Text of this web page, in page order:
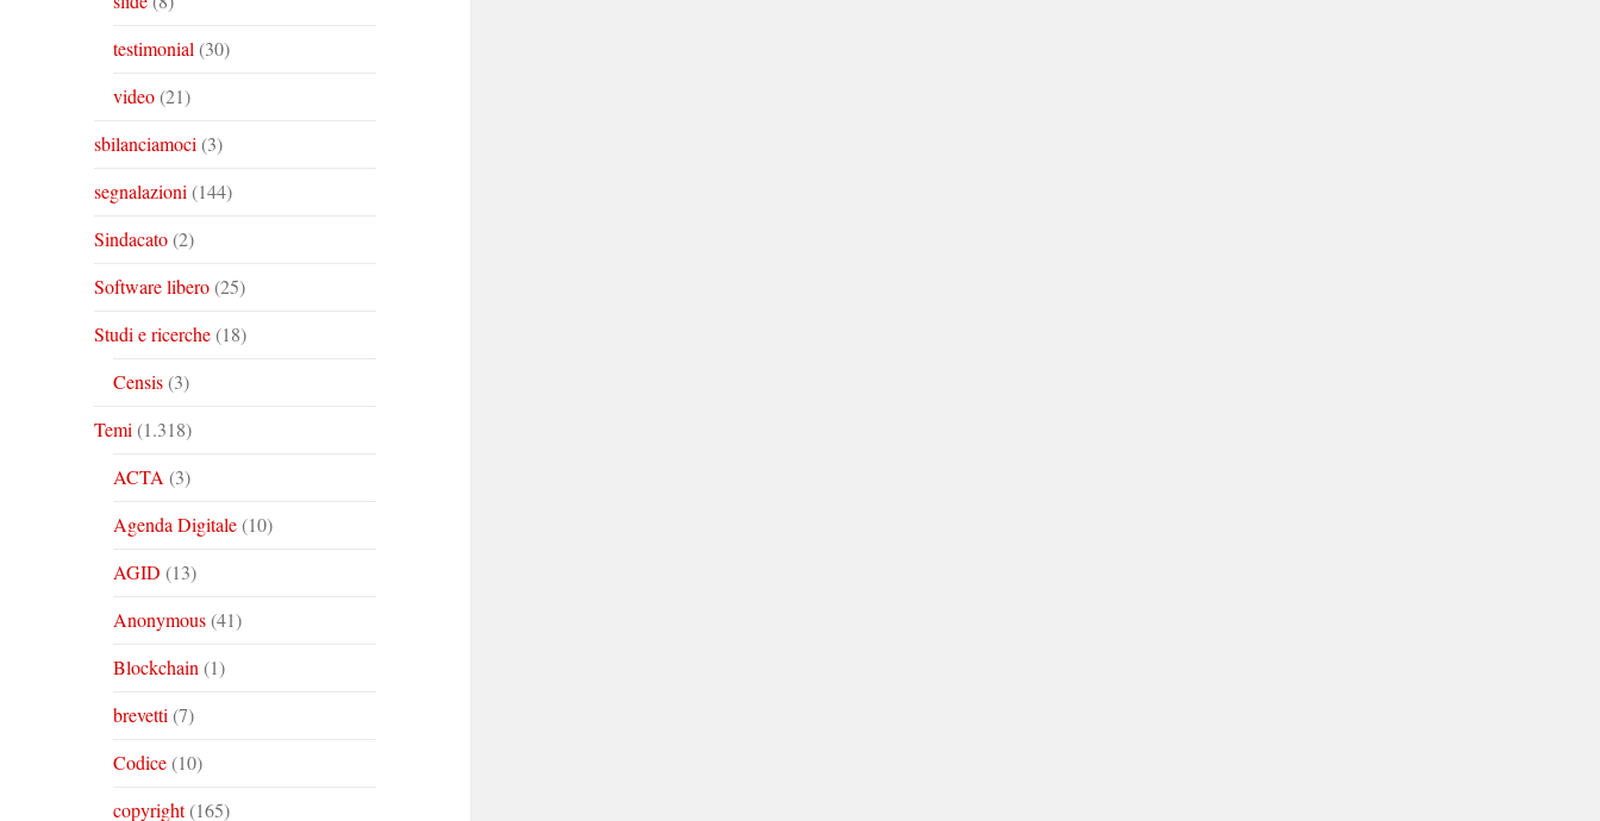
testimonial (30)
video(21)
sbilanciamoci (3)
segnalazioni (144)
Sindacato(2)
Software libero(25)
Studi e ricerche(18)
Censis(3)
Temi (1.318)
ACTA (3)
Agenda Digitale(10)
AGID (13)
Anonymous(41)
Blockchain (1)
brevetti (7)
Codice(10)
copyright(165)